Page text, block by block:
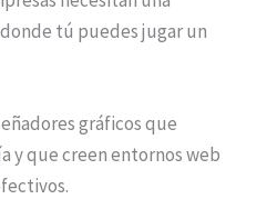
tú puedes jugar un
gráficos que
y que creen entornos web